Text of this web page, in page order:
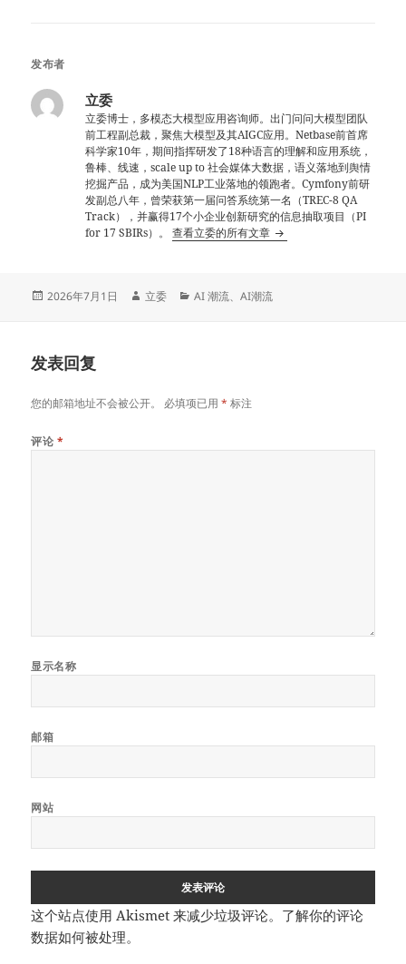
发布者
立委
立委博士，多模态大模型应用咨询师。出门问问大模型团队
前工程副总裁，聚焦大模型及其AIGC应用。Netbase前首席
科学家10年，期间指挥研发了18种语言的理解和应用系统，
鲁棒、线速，scale up to 社会媒体大数据，语义落地到舆情
挖掘产品，成为美国NLP工业落地的领跑者。Cymfony前研
发副总八年，曾荣获第一届问答系统第一名（TREC-8 QA
Track），并赢得17个小企业创新研究的信息抽取项目（PI
for 17 SBIRs）。查看立委的所有文章
发
2026年7月1日
作
立委
分
AI 潮流、AI潮流
发表回复
您的邮箱地址不会被公开。 必填项已用* 标注
评论 *
显示名称
邮箱
网站
这个站点使用 Akismet 来减少垃圾评论。 了解你的评论
数据如何被处理。